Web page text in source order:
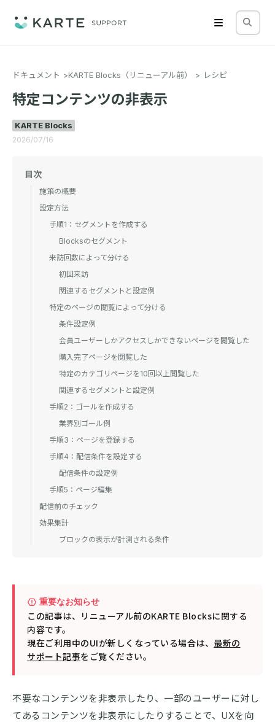
ドキュメント KARTE Blocks（リニューアル前） レシピ
特定コンテンツの非表示
KARTE Blocks
2026/07/16
重要なお知らせ
この記事は、リニューアル前のKARTE Blocksに関する
内容です。
現在ご利用中のUIが新しくなっている場合は、 最新の
サポート記事をご覧ください。
不要なコンテンツを非表示したり、一部のユーザーに対し
てあるコンテンツを非表示にしたりすることで、UXを向
目次
施策の概要
設定方法
手順1：セグメントを作成する
Blocksのセグメント
来訪回数によって分ける
初回来訪
関連するセグメントと設定例
特定のページの閲覧によって分ける
条件設定例
会員ユーザーしかアクセスしかできないページを閲覧した
購入完了ページを閲覧した
特定のカテゴリページを10回以上閲覧した
関連するセグメントと設定例
手順2：ゴールを作成する
業界別ゴール例
手順3：ページを登録する
手順4：配信条件を設定する
配信条件の設定例
手順5：ページ編集
配信前のチェック
効果集計
ブロックの表示が計測される条件